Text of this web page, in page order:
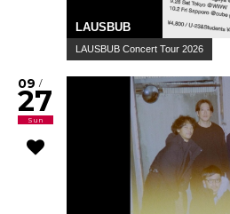
LAUSBUB
LAUSBUB Concert Tour 2026
09 /
27
Sun